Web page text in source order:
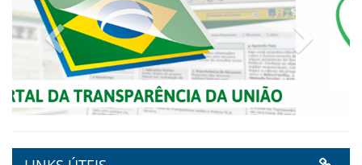
NOTA DE PESAR E LUTO OFICIAL
Publicado em: 9 de junho de 2026
Plano Diretor – 2026
Publicado em: 14 de maio de 2026
VER TODAS NOTÍCIAS